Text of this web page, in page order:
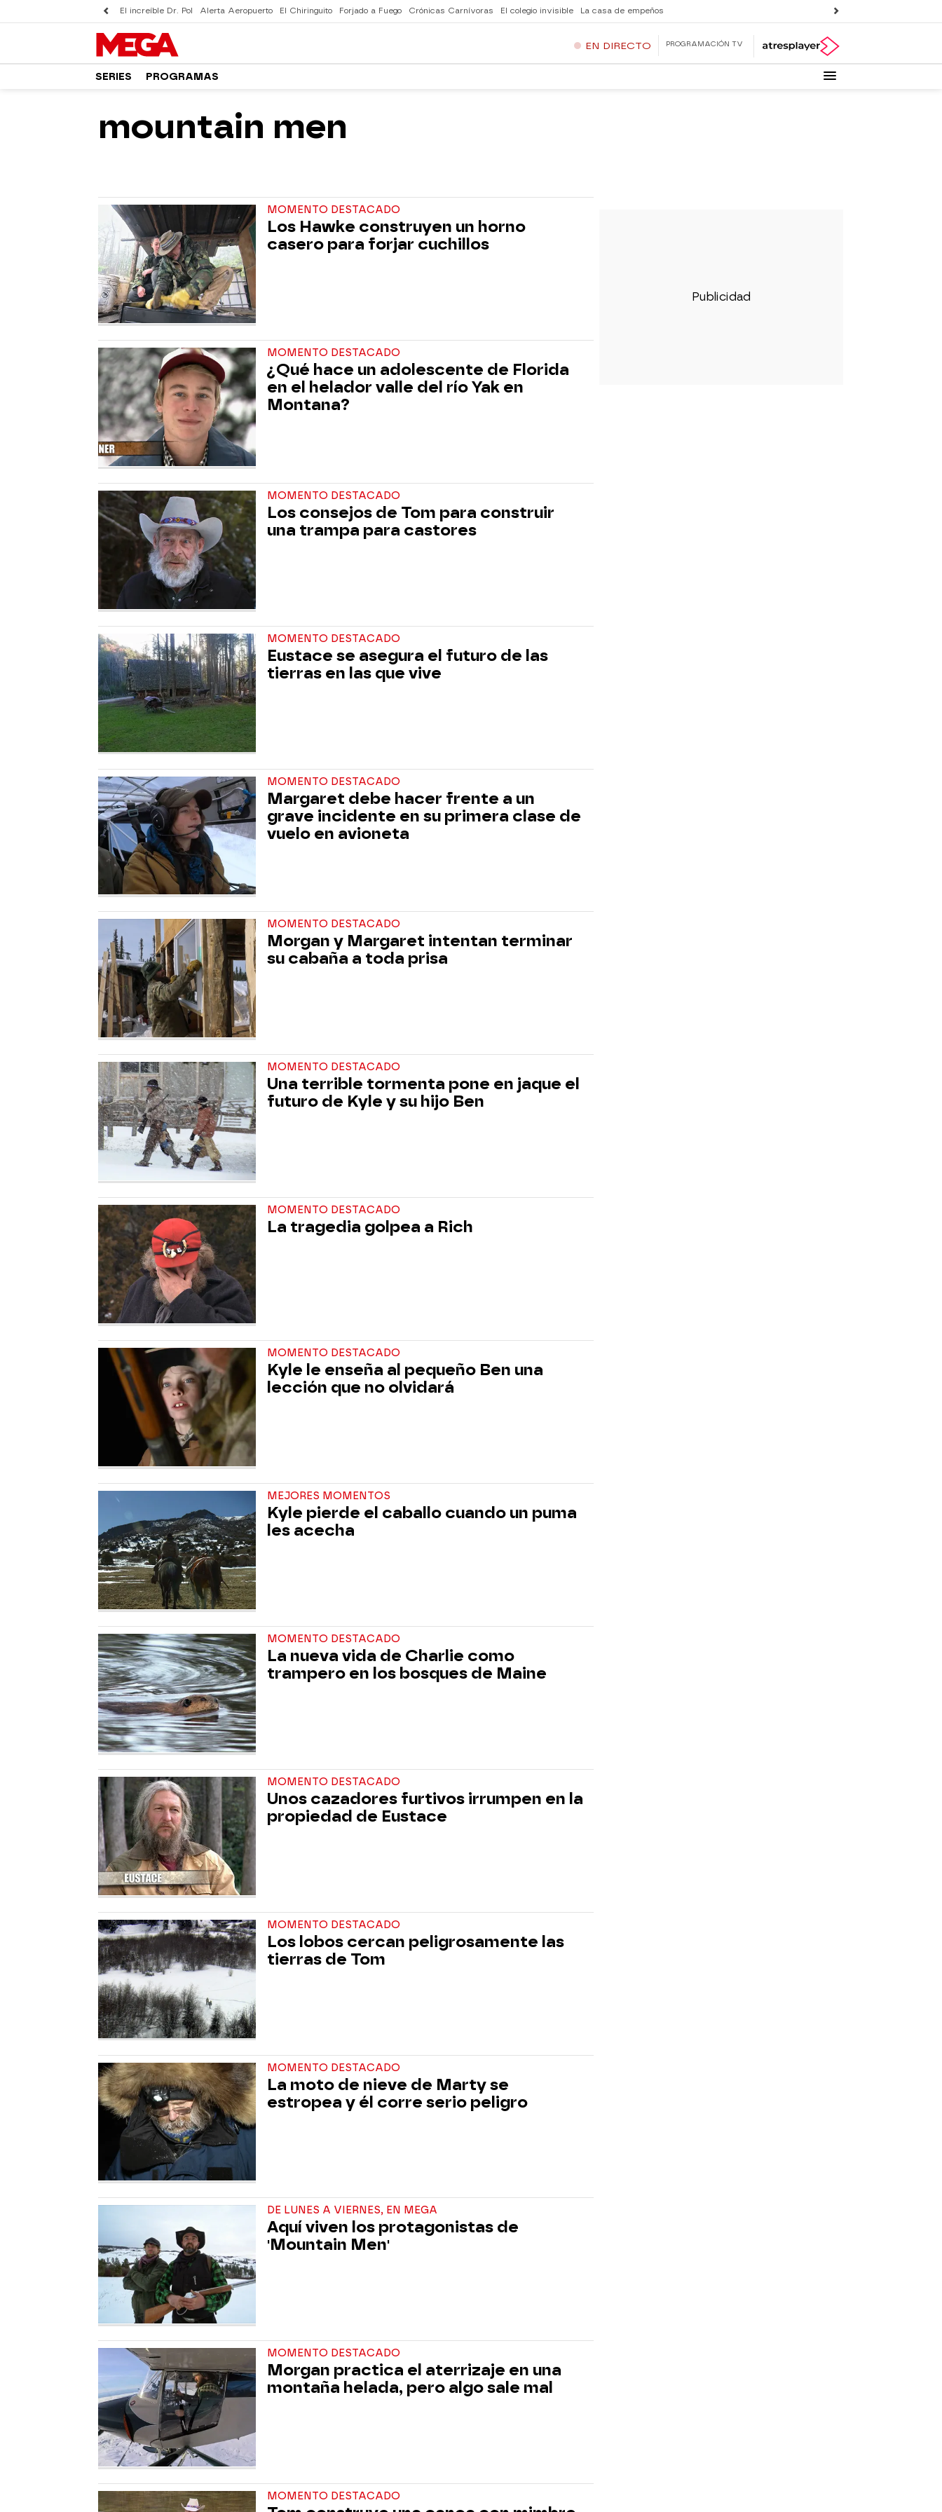
El increíble Dr. Pol Alerta Aeropuerto El Chiringuito Forjado a Fuego Crónicas Carnívoras El colegio invisible La casa de empeños
EN DIRECTO PROGRAMACIÓN TV
SERIES PROGRAMAS
mountain men
MOMENTO DESTACADO
Los Hawke construyen un horno
casero para forjar cuchillos
MOMENTO DESTACADO
¿Qué hace un adolescente de Florida
en el helador valle del río Yak en
Montana?
MOMENTO DESTACADO
Los consejos de Tom para construir
una trampa para castores
MOMENTO DESTACADO
Eustace se asegura el futuro de las
tierras en las que vive
MOMENTO DESTACADO
Margaret debe hacer frente a un
grave incidente en su primera clase de
vuelo en avioneta
MOMENTO DESTACADO
Morgan y Margaret intentan terminar
su cabaña a toda prisa
MOMENTO DESTACADO
Una terrible tormenta pone en jaque el
futuro de Kyle y su hijo Ben
MOMENTO DESTACADO
La tragedia golpea a Rich
MOMENTO DESTACADO
Kyle le enseña al pequeño Ben una
lección que no olvidará
MEJORES MOMENTOS
Kyle pierde el caballo cuando un puma
les acecha
MOMENTO DESTACADO
La nueva vida de Charlie como
trampero en los bosques de Maine
MOMENTO DESTACADO
Unos cazadores furtivos irrumpen en la
propiedad de Eustace
MOMENTO DESTACADO
Los lobos cercan peligrosamente las
tierras de Tom
MOMENTO DESTACADO
La moto de nieve de Marty se
estropea y él corre serio peligro
DE LUNES A VIERNES, EN MEGA
Aquí viven los protagonistas de
'Mountain Men'
MOMENTO DESTACADO
Morgan practica el aterrizaje en una
montaña helada, pero algo sale mal
MOMENTO DESTACADO